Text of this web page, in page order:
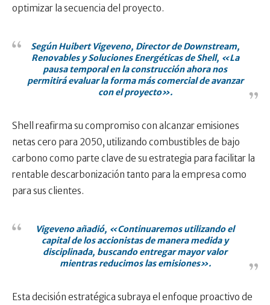
optimizar la secuencia del proyecto.
Según Huibert Vigeveno, Director de Downstream,
Renovables y Soluciones Energéticas de Shell, «La
pausa temporal en la construcción ahora nos
permitirá evaluar la forma más comercial de avanzar
con el proyecto».
Shell reafirma su compromiso con alcanzar emisiones
netas cero para 2050, utilizando combustibles de bajo
carbono como parte clave de su estrategia para facilitar la
rentable descarbonización tanto para la empresa como
para sus clientes.
Vigeveno añadió, «Continuaremos utilizando el
capital de los accionistas de manera medida y
disciplinada, buscando entregar mayor valor
mientras reducimos las emisiones».
Esta decisión estratégica subraya el enfoque proactivo de